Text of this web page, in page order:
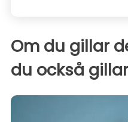
Om du gillar
du också gillar